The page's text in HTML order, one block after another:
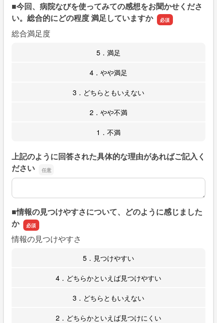
■今回、病院なびを使ってみての感想をお聞かせくださ
い。総合的にどの程度 満足していますか
総合満足度
5．満足
4．やや満足
3．どちらともいえない
2．やや不満
1．不満
上記のように回答された具体的な理由があればご記入く
ださい
上記のように回答された具体的な理由があればご記入くだ
■情報の見つけやすさについて、どのように感じました
か
情報の見つけやすさ
5．見つけやすい
4．どちらかといえば見つけやすい
3．どちらともいえない
2．どちらかといえば見つけにくい